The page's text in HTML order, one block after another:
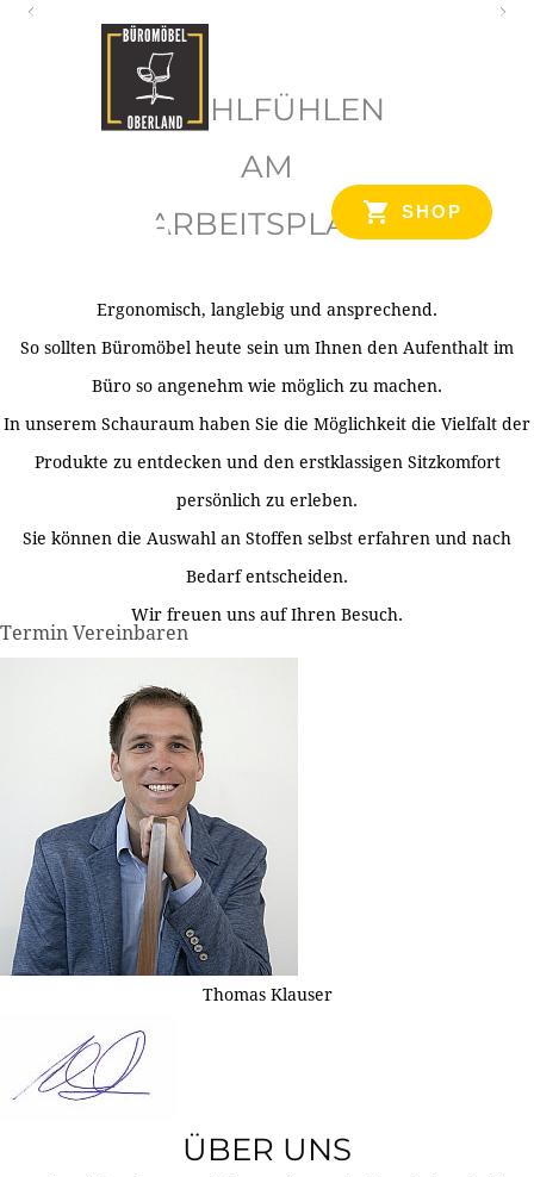
SHOP
WOHLFÜHLEN
AM
ARBEITSPLATZ
Ergonomisch, langlebig und ansprechend.
So sollten Büromöbel heute sein um Ihnen den Aufenthalt im
Büro so angenehm wie möglich zu machen.
In unserem Schauraum haben Sie die Möglichkeit die Vielfalt der
Produkte zu entdecken und den erstklassigen Sitzkomfort
persönlich zu erleben.
Sie können die Auswahl an Stoffen selbst erfahren und nach
Bedarf entscheiden.
Wir freuen uns auf Ihren Besuch.
Termin Vereinbaren
Thomas Klauser
ÜBER UNS